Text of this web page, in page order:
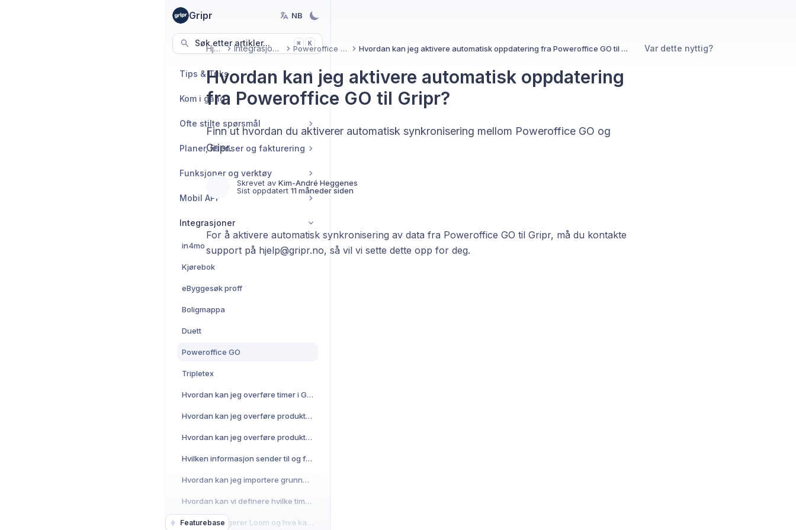
Gripr NB
Søk etter artikler... ⌘ K
Featurebase
Tips & Triks
Kom i gang
Ofte stilte spørsmål
Planer, lisenser og fakturering
Funksjoner og verktøy
Mobil APP
Integrasjoner
in4mo
Kjørebok
eByggesøk proff
Boligmappa
Duett
Poweroffice GO
Tripletex
Hvordan kan jeg overføre timer i Gripr til regnskap?
Hvordan kan jeg overføre produkter fra en oppgave i Gripr til regnskap?
Hvordan kan jeg overføre produkter fra et prosjekt i Gripr til regnskap?
Hvilken informasjon sender til og fra regnskap når en integrasjon er aktivert?
Hvordan kan jeg importere grunndata fra regnskap når integrasjon er aktivert?
Hvordan kan vi definere hvilke timetyper som skal brukes hvis timer overføres til regnskap?
Hvordan fungerer Loom og hva kan jeg bruke det til?
Hjem Integrasjoner Poweroffice GO Hvordan kan jeg aktivere automatisk oppdatering fra Poweroffice GO til Gripr?
Hvordan kan jeg aktivere automatisk oppdatering
fra Poweroffice GO til Gripr?
Finn ut hvordan du aktiverer automatisk synkronisering mellom Poweroffice GO og
Gripr.
Skrevet av Kim-André Heggenes
Sist oppdatert 11 måneder siden
For å aktivere automatisk synkronisering av data fra Poweroffice GO til Gripr, må du kontakte
support på hjelp@gripr.no, så vil vi sette dette opp for deg.
Var dette nyttig?